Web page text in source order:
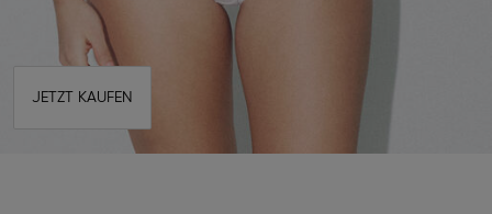
JETZT KAUFEN